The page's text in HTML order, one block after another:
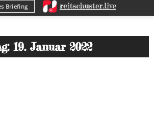
Briefing
19. Januar 2022